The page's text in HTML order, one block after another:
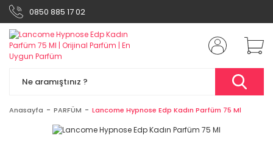
0850 885 17 02
Anasayfa PARFÜM Lancome Hypnose Edp Kadın Parfüm 75 Ml